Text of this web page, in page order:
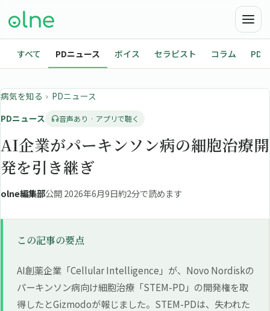
すべて PDニュース ボイス セラピスト コラム PD
病気を知る › PDニュース
PDニュース
音声あり · アプリで聴く
AI企業がパーキンソン病の細胞治療開
発を引き継ぎ
olne編集部公開 2026年6月9日約2分で読めます
この記事の要点
AI創薬企業「Cellular Intelligence」が、Novo Nordiskの
パーキンソン病向け細胞治療「STEM-PD」の開発権を取
得したとGizmodoが報じました。STEM-PDは、失われた